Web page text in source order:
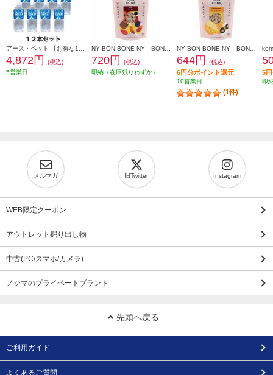
4,872円
(税込)
5営業日
720円
(税込)
即納（在庫残りわずか）
644円 (税込)
6円分ポイント還元
10営業日
(1件)
5
即
メルマガ 旧Twitter Instagram
WEB限定クーポン
アウトレット掘り出し物
中古(PC/スマホ/カメラ)
ノジマのプライベートブランド
先頭へ戻る
ご利用ガイド
よくあるご質問